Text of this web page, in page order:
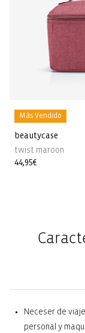
Más Vendido
beautycase
twist maroon
Precio
44,95€
Neceser de
personal y